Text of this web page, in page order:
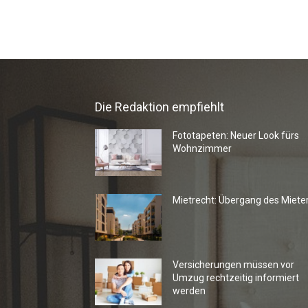
Die Redaktion empfiehlt
Fototapeten: Neuer Look fürs
Wohnzimmer
Mietrecht: Übergang des
Versicherungen müssen vor
Umzug rechtzeitig informiert
werden